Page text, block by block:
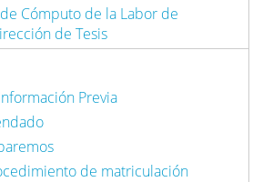
Cómputo de la Labor de
de Tesis
Previa
de matriculación